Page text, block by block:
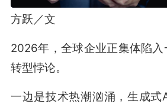
方跃／文
2026年，全球企业正集体陷
转型悖论。
一边是技术热潮汹涌，生成式